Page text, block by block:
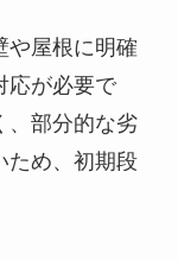
や屋根に明確
応が必要で
、部分的な劣
ため、初期段